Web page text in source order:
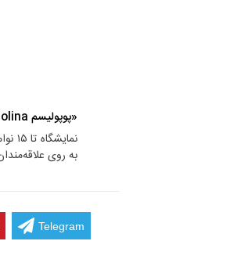
«پوپولیسم
به روی
Telegram